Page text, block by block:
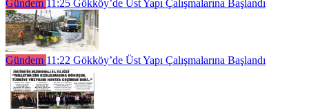
Gündem 11:25 Gökköy’de Üst Yapı Çalışmalarına Başlandı
Gündem 11:22 Gökköy’de Üst Yapı Çalışmalarına Başlandı